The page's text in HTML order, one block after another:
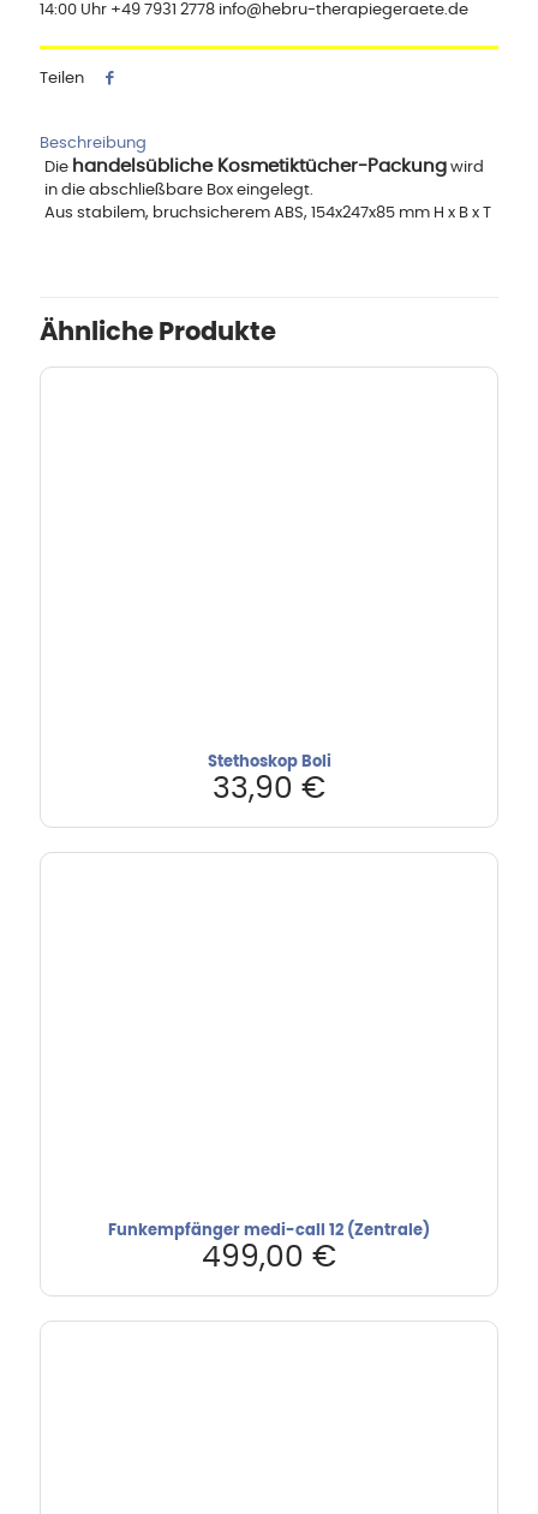
14:00 Uhr +49 7931 2778 info@hebru-therapiegeraete.de
Teilen
Beschreibung
Die handelsübliche Kosmetiktücher-Packungwird
in die abschließbare Box eingelegt.
Aus stabilem, bruchsicherem ABS, 154x247x85 mm H x B x T
Ähnliche Produkte
Stethoskop Boli
33,90 €
Funkempfänger medi-call 12 (Zentrale)
499,00 €